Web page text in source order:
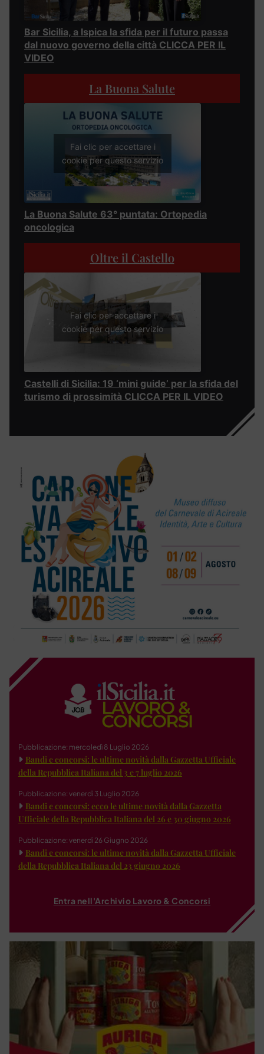
Bar Sicilia, a Ispica la sfida per il futuro passa
dal nuovo governo della città CLICCA PER IL
VIDEO
La Buona Salute
Fai clic per accettare i
cookie per questo servizio
La Buona Salute 63° puntata: Ortopedia
oncologica
Oltre il Castello
Fai clic per accettare i
cookie per questo servizio
Castelli di Sicilia: 19 ‘mini guide’ per la sfida del
turismo di prossimità CLICCA PER IL VIDEO
Pubblicazione: mercoledì 8 Luglio 2026
Bandi e concorsi: le ultime novità dalla Gazzetta Ufficiale
della Repubblica Italiana del 3 e 7 luglio 2026
Pubblicazione: venerdì 3 Luglio 2026
Bandi e concorsi: ecco le ultime novità dalla Gazzetta
Ufficiale della Repubblica Italiana del 26 e 30 giugno 2026
Pubblicazione: venerdì 26 Giugno 2026
Bandi e concorsi: le ultime novità dalla Gazzetta Ufficiale
della Repubblica Italiana del 23 giugno 2026
Entra nell'Archivio Lavoro & Concorsi